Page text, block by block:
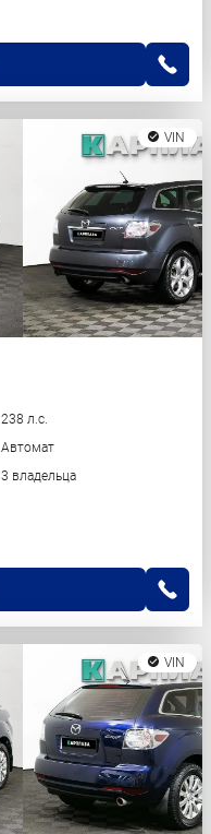
VIN
238 л.с.
Автомат
3 владельца
VIN